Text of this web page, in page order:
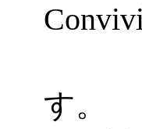
と
す。